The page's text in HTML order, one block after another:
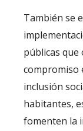
También se
públicas que
compromiso
inclusión
habitantes,
fomenten la